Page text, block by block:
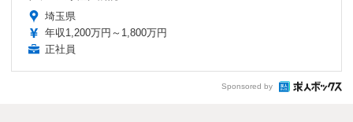
埼玉県
年収1,200万円～1,800万円
正社員
Sponsored by